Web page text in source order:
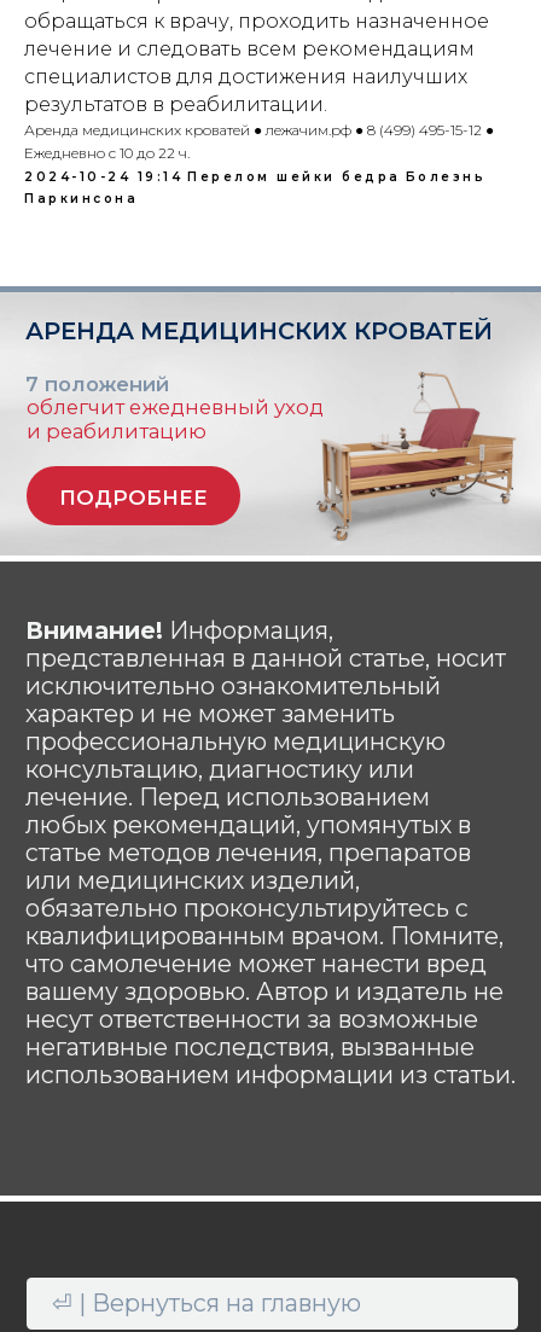
обращаться к врачу, проходить назначенное
лечение и следовать всем рекомендациям
специалистов для достижения наилучших
результатов в реабилитации.
Аренда медицинских кроватей ● лежачим.рф ● 8 (499) 495-15-12 ●
Ежедневно с 10 до 22 ч.
2024-10-24 19:14 Перелом шейки бедра
Болезнь
Паркинсона